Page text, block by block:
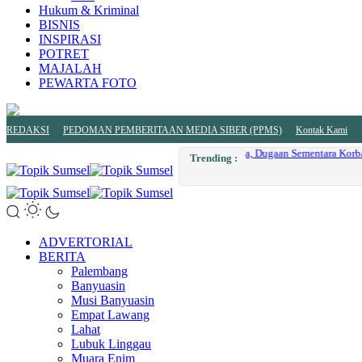
Hukum & Kriminal
BISNIS
INSPIRASI
POTRET
MAJALAH
PEWARTA FOTO
REDAKSI PEDOMAN PEMBERITAAN MEDIA SIBER (PPMS) Kontak Kami
Trending : Si Jago Merah
ADVERTORIAL
BERITA
Palembang
Banyuasin
Musi Banyuasin
Empat Lawang
Lahat
Lubuk Linggau
Muara Enim